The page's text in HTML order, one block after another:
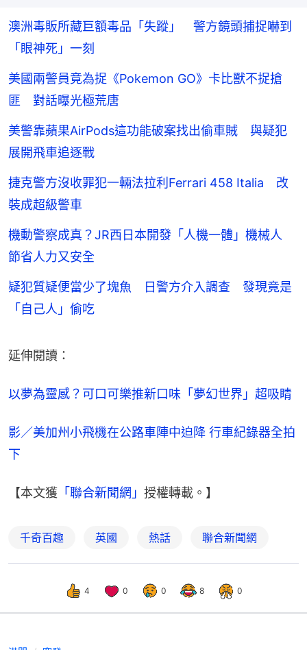
澳洲毒販所藏巨額毒品「失蹤」 警方鏡頭捕捉嚇到
「眼神死」一刻
美國兩警員竟為捉《Pokemon GO》卡比獸不捉搶
匪 對話曝光極荒唐
美警靠蘋果AirPods這功能破案找出偷車賊 與疑犯
展開飛車追逐戰
捷克警方沒收罪犯一輛法拉利Ferrari 458 Italia 改
裝成超級警車
機動警察成真？JR西日本開發「人機一體」機械人
節省人力又安全
疑犯質疑便當少了塊魚 日警方介入調查 發現竟是
「自己人」偷吃
延伸閱讀：
以夢為靈感？可口可樂推新口味「夢幻世界」超吸睛
影／美加州小飛機在公路車陣中迫降 行車紀錄器全拍
下
【本文獲 「聯合新聞網」 授權轉載。】
千奇百趣 英國 熱話 聯合新聞網
4 0 0 8 0